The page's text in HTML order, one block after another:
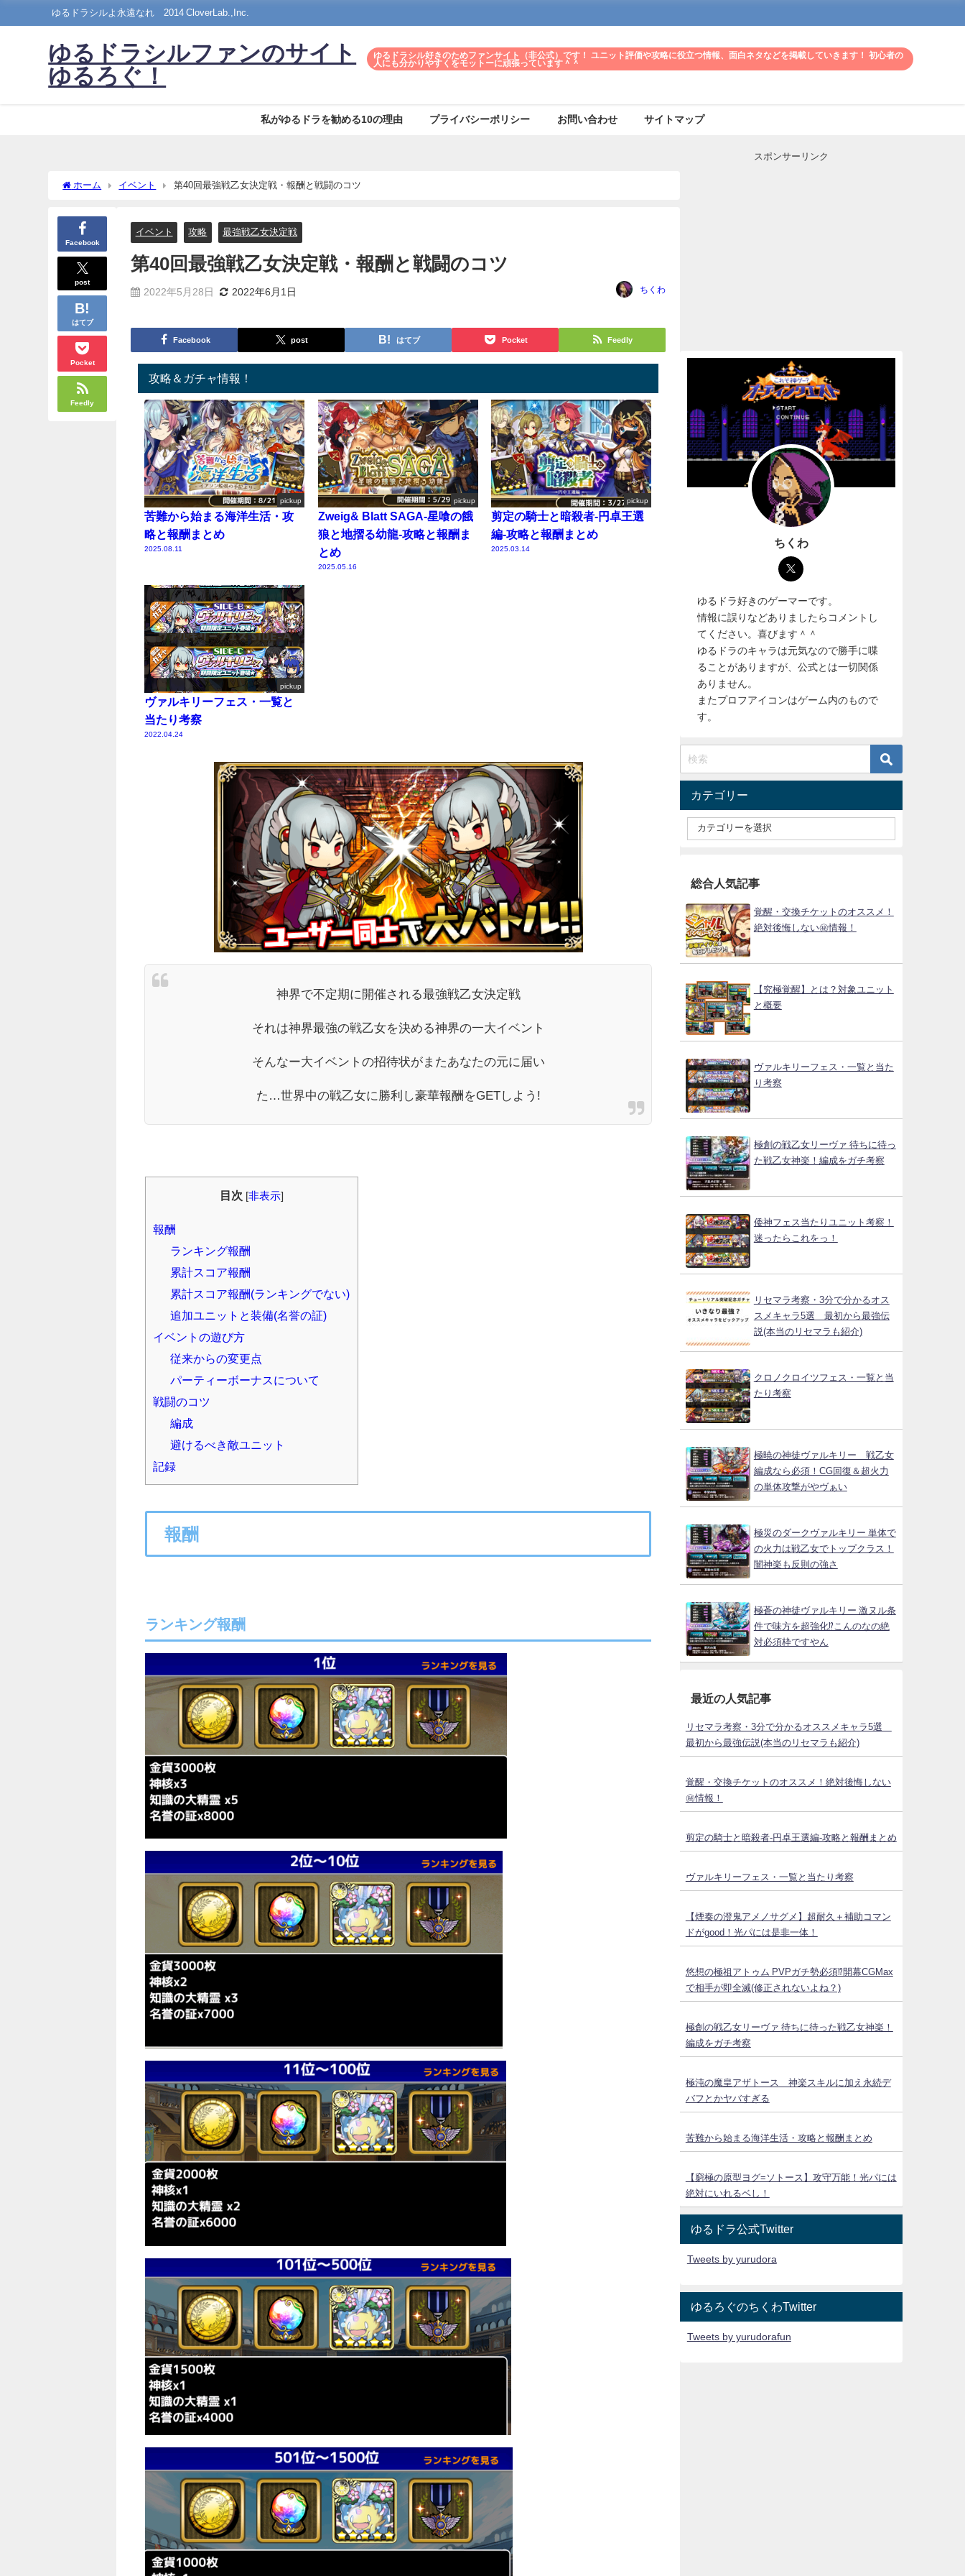
ゆるドラシルよ永遠なれ©2014 CloverLab.,Inc.
ゆるドラシルファンのサイト
ゆるろぐ！
ゆるドラシル好きのためファンサイト（非公式）です！ ユニット評価や攻略に役立つ情報、面白ネタなどを掲載していきます！ 初心者の
人にも分かりやすくをモットーに頑張っています＾＾
私がゆるドラを勧める10の理由 プライバシーポリシー お問い合わせ サイトマップ
ホーム イベント 第40回最強戦乙女決定戦・報酬と戦闘のコツ
Facebook
post
はてブ
Pocket
Feedly
イベント 攻略 最強戦乙女決定戦
第40回最強戦乙女決定戦・報酬と戦闘のコツ
2022年5月28日 2022年6月1日 ちくわ
Facebook post はてブ Pocket Feedly
攻略＆ガチャ情報！
pickup
苦難から始まる海洋生活・攻
略と報酬まとめ
2025.08.11
pickup
Zweig& Blatt SAGA-星喰の餓
狼と地摺る幼龍-攻略と報酬ま
とめ
2025.05.16
pickup
剪定の騎士と暗殺者-円卓王選
編-攻略と報酬まとめ
2025.03.14
pickup
ヴァルキリーフェス・一覧と
当たり考察
2022.04.24
神界で不定期に開催される最強戦乙女決定戦
それは神界最強の戦乙女を決める神界の一大イベント
そんなー大イベントの招待状がまたあなたの元に届い
た…世界中の戦乙女に勝利し豪華報酬をGETしよう!
目次 [非表示
報酬
ランキング報酬
累計スコア報酬
累計スコア報酬(ランキングでない)
追加ユニットと装備(名誉の証)
イベントの遊び方
従来からの変更点
パーティーボーナスについて
戦闘のコツ
編成
避けるべき敵ユニット
記録
報酬
ランキング報酬
スポンサーリンク
ちくわ
ゆるドラ好きのゲーマーです。
情報に誤りなどありましたらコメントし
てください。喜びます＾＾
ゆるドラのキャラは元気なので勝手に喋
ることがありますが、公式とは一切関係
ありません。
またプロフアイコンはゲーム内のもので
す。
カテゴリー
総合人気記事
覚醒・交換チケットのオススメ！
絶対後悔しない㊙情報！
【究極覚醒】とは？対象ユニット
と概要
ヴァルキリーフェス・一覧と当た
り考察
極創の戦乙女リーヴァ 待ちに待っ
た戦乙女神楽！編成をガチ考察
倭神フェス当たりユニット考察！
迷ったらこれをっ！
リセマラ考察・3分で分かるオス
スメキャラ5選 最初から最強伝
説(本当のリセマラも紹介)
クロノクロイツフェス・一覧と当
たり考察
極暁の神徒ヴァルキリー 戦乙女
編成なら必須！CG回復＆超火力
の単体攻撃がやヴぁい
極災のダークヴァルキリー 単体で
の火力は戦乙女でトップクラス！
闇神楽も反則の強さ
極蒼の神徒ヴァルキリー 激ヌル条
件で味方を超強化⁉こんのなの絶
対必須枠ですやん
最近の人気記事
リセマラ考察・3分で分かるオススメキャラ5選
最初から最強伝説(本当のリセマラも紹介)
覚醒・交換チケットのオススメ！絶対後悔しない
㊙情報！
剪定の騎士と暗殺者-円卓王選編-攻略と報酬まとめ
ヴァルキリーフェス・一覧と当たり考察
【煙奏の澄鬼アメノサグメ】超耐久＋補助コマン
ドがgood！光パには是非一体！
悠想の極祖アトゥム PVPガチ勢必須⁉開幕CGMax
で相手が即全滅(修正されないよね？)
極創の戦乙女リーヴァ 待ちに待った戦乙女神楽！
編成をガチ考察
極沌の魔皇アザトース 神楽スキルに加え永続デ
バフとかヤバすぎる
苦難から始まる海洋生活・攻略と報酬まとめ
【窮極の原型ヨグ=ソトース】攻守万能！光パには
絶対にいれるベし！
ゆるドラ公式Twitter
Tweets by yurudora
ゆるろぐのちくわTwitter
Tweets by yurudorafun